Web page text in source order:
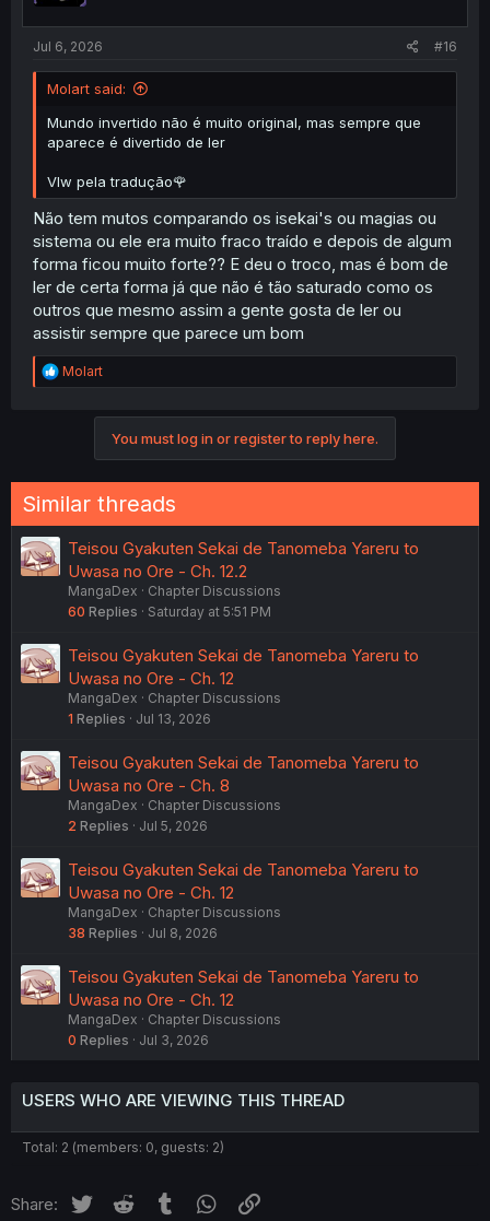
Jul 6, 2026 #16
Molart said:
Mundo invertido não é muito original, mas sempre que
aparece é divertido de ler
Vlw pela tradução🌹
Não tem mutos comparando os isekai's ou magias ou
sistema ou ele era muito fraco traído e depois de algum
forma ficou muito forte?? E deu o troco, mas é bom de
ler de certa forma já que não é tão saturado como os
outros que mesmo assim a gente gosta de ler ou
assistir sempre que parece um bom
R
e
n
s
:
Molart
You must log in or register to reply here.
Similar threads
Teisou Gyakuten Sekai de Tanomeba Yareru to
Uwasa no Ore - Ch. 12.2
MangaDex
Chapter Discussions
60 Replies Saturday at 5:51 PM
Teisou Gyakuten Sekai de Tanomeba Yareru to
Uwasa no Ore - Ch. 12
MangaDex
Chapter Discussions
1 Replies Jul 13, 2026
Teisou Gyakuten Sekai de Tanomeba Yareru to
Uwasa no Ore - Ch. 8
MangaDex
Chapter Discussions
2 Replies Jul 5, 2026
Teisou Gyakuten Sekai de Tanomeba Yareru to
Uwasa no Ore - Ch. 12
MangaDex
Chapter Discussions
38 Replies Jul 8, 2026
Teisou Gyakuten Sekai de Tanomeba Yareru to
Uwasa no Ore - Ch. 12
MangaDex
Chapter Discussions
0 Replies Jul 3, 2026
USERS WHO ARE VIEWING THIS THREAD
Total: 2 (members: 0, guests: 2)
Share: Twitter Reddit Tumblr WhatsApp